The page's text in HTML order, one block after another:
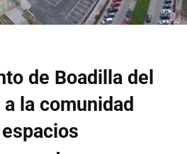
de Boadilla del
la comunidad